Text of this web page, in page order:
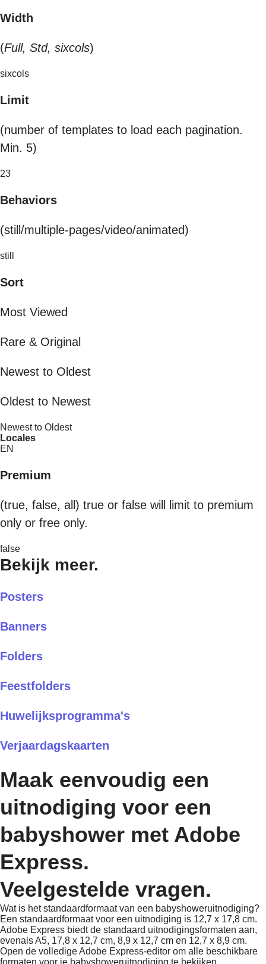
Width
(Full, Std, sixcols)
sixcols
Limit
(number of templates to load each pagination.
Min. 5)
23
Behaviors
(still/multiple-pages/video/animated)
still
Sort
Most Viewed
Rare & Original
Newest to Oldest
Oldest to Newest
Newest to Oldest
Locales
EN
Premium
(true, false, all) true or false will limit to premium
only or free only.
false
Bekijk meer.
Posters
Banners
Folders
Feestfolders
Huwelijksprogramma's
Verjaardagskaarten
Maak eenvoudig een
uitnodiging voor een
babyshower met Adobe
Express.
Veelgestelde vragen.
Wat is het standaardformaat van een babyshoweruitnodiging?
Een standaardformaat voor een uitnodiging is 12,7 x 17,8 cm.
Adobe Express biedt de standaard uitnodigingsformaten aan,
evenals A5, 17,8 x 12,7 cm, 8,9 x 12,7 cm en 12,7 x 8,9 cm.
Open de volledige Adobe Express-editor om alle beschikbare
formaten voor je babyshoweruitnodiging te bekijken.